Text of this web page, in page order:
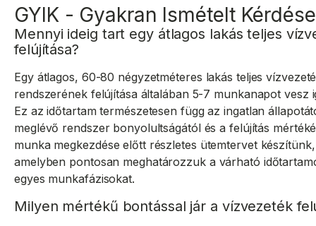
GYIK - Gyakran Ismételt
Mennyi ideig tart egy átlagos lakás teljes
felújítása?
Egy átlagos, 60-80 négyzetméteres lakás teljes
rendszerének felújítása általában 5-7 munkanapot vesz
Ez az időtartam természetesen függ az ingatlan
meglévő rendszer bonyolultságától és a felújítás
munka megkezdése előtt részletes ütemtervet készítünk,
amelyben pontosan meghatározzuk a várható
egyes munkafázisokat.
Milyen mértékű bontással jár a vízvezeték